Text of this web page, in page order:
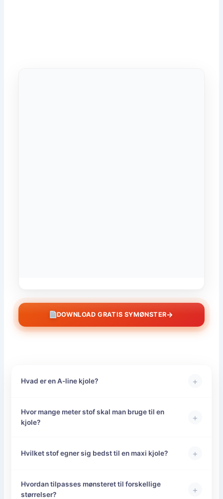
DOWNLOAD GRATIS SYMØNSTER→
Hvad er en A-line kjole? +
Hvor mange meter stof skal man bruge til en
kjole?
+
Hvilket stof egner sig bedst til en maxi kjole? +
Hvordan tilpasses mønsteret til forskellige
størrelser?
+